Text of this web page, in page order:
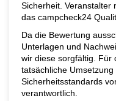
Sicherheit. Veranstalter
das campcheck24
Da die Bewertung
Unterlagen und
wir diese sorgfältig. Für
tatsächliche
Sicherheitsstandards
verantwortlich.